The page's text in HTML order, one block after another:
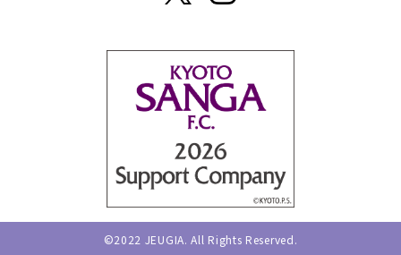
©2022 JEUGIA. All Rights Reserved.